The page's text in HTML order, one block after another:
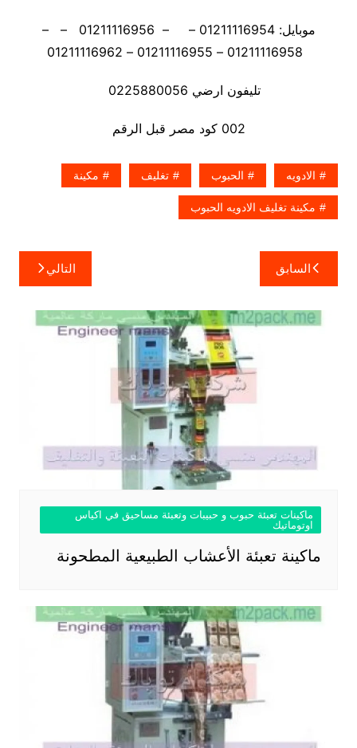
موبايل: 01211116954 – – 01211116956 – –
تليفون ارضي 0225880056
002 كود مصر قبل الرقم
الادويه الحبوب تغليف مكينة
مكينة تغليف الادويه الحبوب
تصفّح
المقالات
السابق التالي
ماكينات تعبئة حبوب و حبيبات وتعبئة مساحيق في اكياس
اوتوماتيك
ماكينة تعبئة الأعشاب الطبيعية المطحونة